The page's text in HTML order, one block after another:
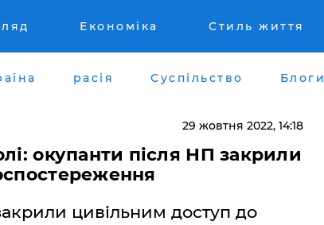
Економіка Стиль життя
расія Суспільство Блоги
29 жовтня 2022, 14:18
окупанти після НП закрили
цивільним доступ до